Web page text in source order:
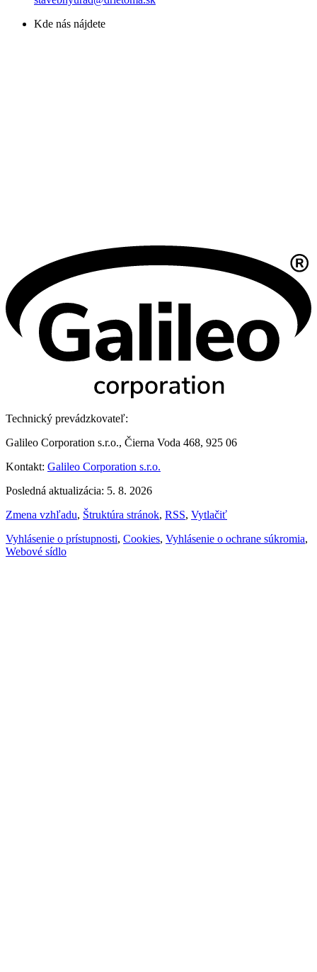
Kde nás nájdete
Technický prevádzkovateľ:
Galileo Corporation s.r.o., Čierna Voda 468, 925 06
Kontakt: Galileo Corporation s.r.o.
Posledná aktualizácia: 5. 8. 2026
Zmena vzhľadu, Štruktúra stránok, RSS, Vytlačiť
Vyhlásenie o prístupnosti, Cookies, Vyhlásenie o ochrane súkromia,
Webové sídlo